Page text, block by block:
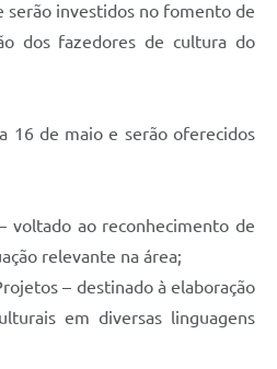
serão investidos no fomento de
dos fazedores de cultura do
16 de maio e serão oferecidos
voltado ao reconhecimento de
relevante na área;
– destinado à elaboração
em diversas linguagens